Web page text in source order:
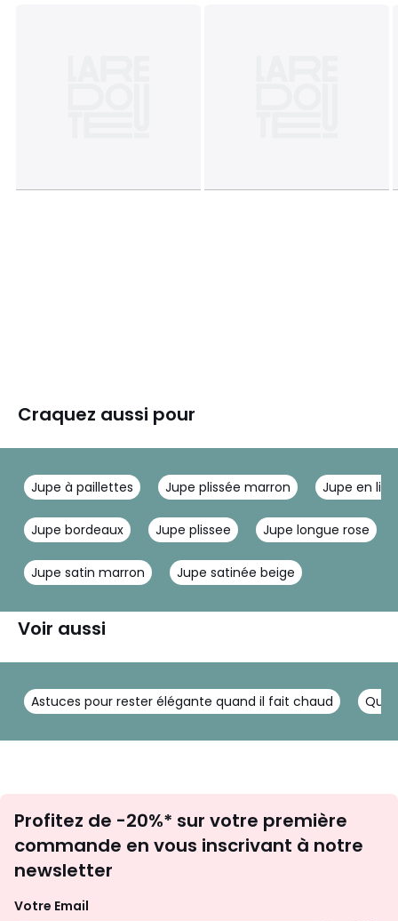
Craquez aussi pour
Jupe à paillettes Jupe plissée marron Jupe en lin
Jupe bordeaux Jupe plissee Jupe longue rose
Jupe satin marron Jupe satinée beige
Voir aussi
Astuces pour rester élégante quand il fait chaud Que
newsletter
Profitez de -20%* sur votre première
commande en vous inscrivant à notre
newsletter
Votre Email